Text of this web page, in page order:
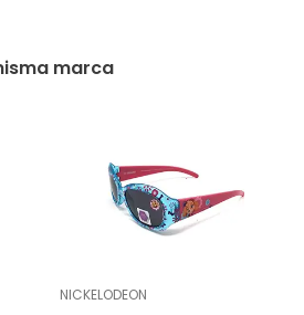
marca
NICKELODEON